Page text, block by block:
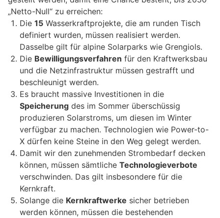
„Netto-Null“ zu erreichen:
Die 15 Wasserkraftprojekte, die am runden Tisch
definiert wurden, müssen realisiert werden.
Dasselbe gilt für alpine Solarparks wie Grengiols.
Die Bewilligungsverfahren für den Kraftwerksbau
und die Netzinfrastruktur müssen gestrafft und
beschleunigt werden.
Es braucht massive Investitionen in die
Speicherung des im Sommer überschüssig
produzieren Solarstroms, um diesen im Winter
verfügbar zu machen. Technologien wie Power-to-
X dürfen keine Steine in den Weg gelegt werden.
Damit wir den zunehmenden Strombedarf decken
können, müssen sämtliche Technologieverbote
verschwinden. Das gilt insbesondere für die
Kernkraft.
Solange die Kernkraftwerke sicher betrieben
werden können, müssen die bestehenden